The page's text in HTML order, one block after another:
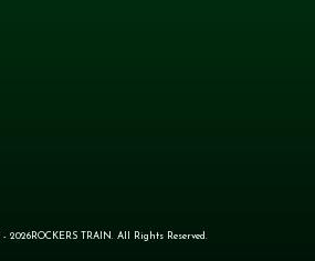
2026ROCKERS TRAIN. All Rights Reserved.